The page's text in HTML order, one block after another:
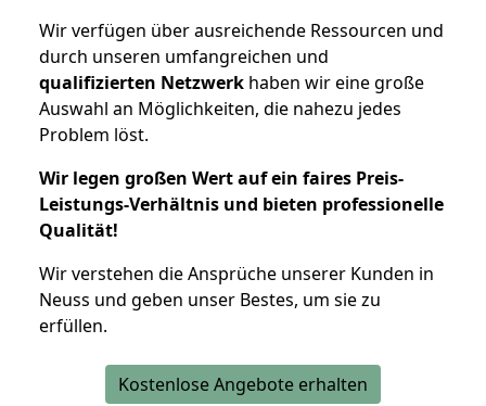
Wir verfügen über ausreichende Ressourcen und
durch unseren umfangreichen und
qualifizierten Netzwerk haben wir eine große
Auswahl an Möglichkeiten, die nahezu jedes
Problem löst.
Wir legen großen Wert auf ein faires Preis-
Leistungs-Verhältnis und bieten professionelle
Qualität!
Wir verstehen die Ansprüche unserer Kunden in
Neuss und geben unser Bestes, um sie zu
erfüllen.
Kostenlose Angebote erhalten